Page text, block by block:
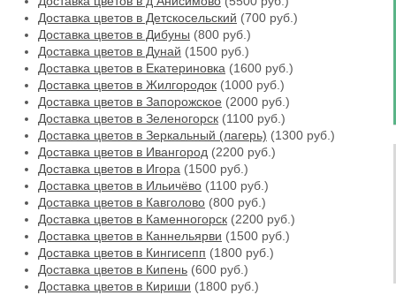
Доставка цветов в Детскосельский (700 руб.)
Доставка цветов в Дибуны (800 руб.)
Доставка цветов в Дунай (1500 руб.)
Доставка цветов в Екатериновка (1600 руб.)
Доставка цветов в Жилгородок (1000 руб.)
Доставка цветов в Запорожское (2000 руб.)
Доставка цветов в Зеленогорск (1100 руб.)
Доставка цветов в Зеркальный (лагерь) (1300 руб.)
Доставка цветов в Ивангород (2200 руб.)
Доставка цветов в Игора (1500 руб.)
Доставка цветов в Ильичёво (1100 руб.)
Доставка цветов в Кавголово (800 руб.)
Доставка цветов в Каменногорск (2200 руб.)
Доставка цветов в Каннельярви (1500 руб.)
Доставка цветов в Кингисепп (1800 руб.)
Доставка цветов в Кипень (600 руб.)
Доставка цветов в Кириши (1800 руб.)